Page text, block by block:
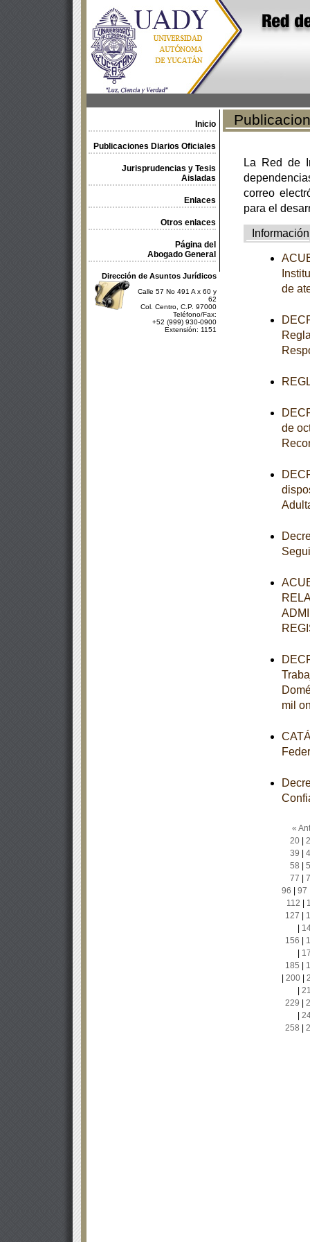
Inicio
Publicaciones Diarios Oficiales
Jurisprudencias y Tesis
Aisladas
Enlaces
Otros enlaces
Página del
Abogado General
Dirección de Asuntos Jurídicos
Calle 57 No 491 A x 60 y
62
Col. Centro, C.P. 97000
Teléfono/Fax:
+52 (999) 930-0900
Extensión: 1151
La Red de
correo
para el
Información
de
de
mil
«
20|
39
58
77
96
97
112
127
156
185
200|
229
258